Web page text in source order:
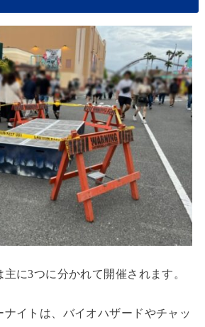
に3つに分かれて開催されます。
イトは、バイオハザードやチャッ